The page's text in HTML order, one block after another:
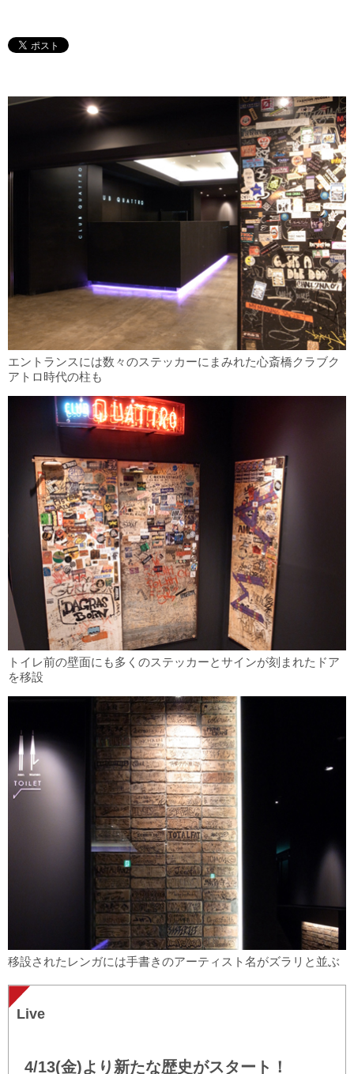
エントランスには数々のステッカーにまみれた心斎橋クラブク
アトロ時代の柱も
トイレ前の壁面にも多くのステッカーとサインが刻まれたドア
を移設
移設されたレンガには手書きのアーティスト名がズラリと並ぶ
Live
4/13(金)より新たな歴史がスタート！